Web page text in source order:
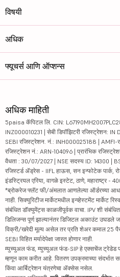
विषयी
अधिक
फ्यूचर्स आणि ऑप्शन्स
अधिक माहिती
5paisa कॅपिटल लि. CIN:
INZ000010231 | सेबी डिपॉझिटरी रजिस्ट्रेशन: IN
SEBI रजिस्ट्रेशन. नं.: INH000025188 | AMFI-
रजिस्ट्रेशन नं.: ARN-104096 | प्रारंभिक
वैधता : 30/07/2027 | NSE सदस्य ID: 14300 |
रजिस्टर्ड ॲड्रेस - IIFL हाऊस, सन इन्फोटेक पार्क,
इंडस्ट्रियल एरिया, वागळे इस्टेट, ठाणे, महाराष्ट्र -
*ब्रोकरेज फ्लॅट फी/अंमलात आणलेल्या ऑर्डरच्या
नाही. सिक्युरिटीज मार्केटमधील इन्व्हेस्टमेंट मार्केट
संबंधित डॉक्युमेंट्स काळजीपूर्वक वाचा. IPV शी
डिलिजन्स पूर्ण झाल्यानंतर डिजिटल अकाउंट उघडले
विक्री/खरेदी मूल्य असेल तर प्रति शेअर कमाल
SEBI विहित मर्यादेपेक्षा जास्त होणार नाही.
म्युच्युअल फंड, म्युच्युअल फंड-SIP हे एक्सचेंज ट्रेडेड
म्हणून काम करीत आहे. वितरण उपक्रमाच्या संदर्भात
किंवा आर्बिट्रेशन यंत्रणेचा ॲक्सेस नसेल.